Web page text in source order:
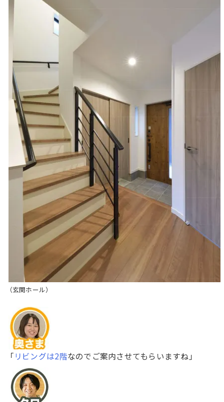
（玄関ホール）
「リビングは2階なのでご案内させてもらいますね」